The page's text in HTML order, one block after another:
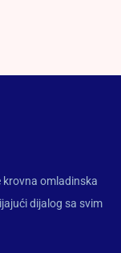
krovna omladinska
dijalog sa svim